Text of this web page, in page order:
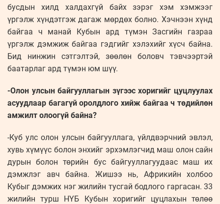
бусдын хилд халдахгүй байх зэрэг хэм хэмжээг
үргэлж хүндэтгэж дагаж мөрдөх болно. Хэчнээн хүнд
байгаа ч манай Кубын ард түмэн Засгийн газраа
үргэлж дэмжиж байгаа гэдгийг хэлэхийг хүсч байна.
Бид нинжин сэтгэлтэй, зөөлөн боловч тэвчээртэй
баатарлаг ард түмэн юм шүү.
-Олон улсын байгууллагын зүгээс хоригийг цуцлуулах
асуудлаар багагүй оролдлого хийж байгаа ч төдийлөн
амжилт олоогүй байна?
-Куб улс олон улсын байгууллага, үйлдвэрчний эвлэл,
хувь хүмүүс болон энхийг эрхэмлэгчид маш олон сайн
дурын болон төрийн бус байгууллагуудаас маш их
дэмжлэг авч байна. Жишээ нь, Африкийн холбоо
Кубыг дэмжих нэг жилийн тусгай бодлого гаргасан. 33
жилийн турш НҮБ Кубын хоригийг цуцлахын төлөө